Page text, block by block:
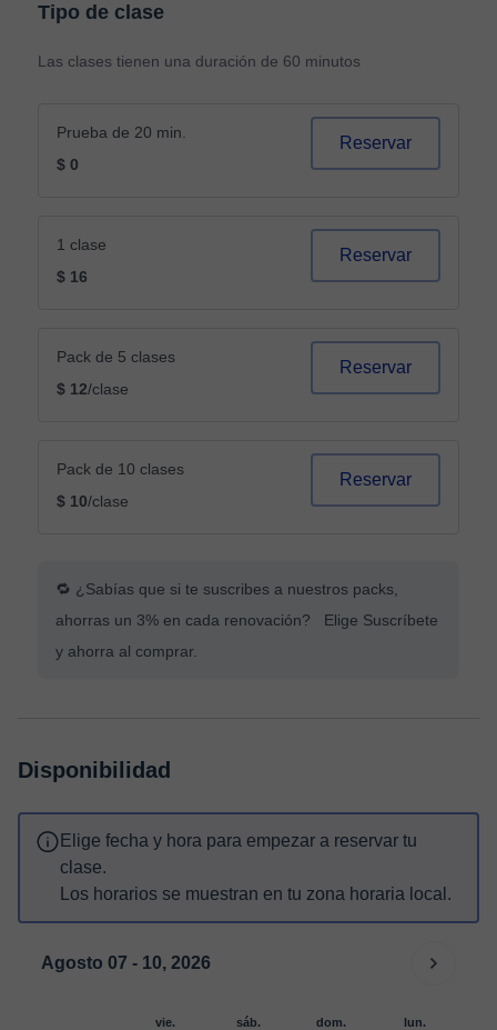
Tipo de clase
Las clases tienen una duración de 60 minutos
Prueba de 20 min.
$ 0
Reservar
1 clase
$ 16
Reservar
Pack de 5 clases
$ 12/clase
Reservar
Pack de 10 clases
$ 10/clase
Reservar
🔁 ¿Sabías que si te suscribes a nuestros packs,
ahorras un 3% en cada renovación? Elige Suscríbete
y ahorra al comprar.
Disponibilidad
Elige fecha y hora para empezar a reservar tu
clase.
Los horarios se muestran en tu zona horaria local.
Agosto 07 - 10, 2026
vie.
sáb.
dom.
lun.